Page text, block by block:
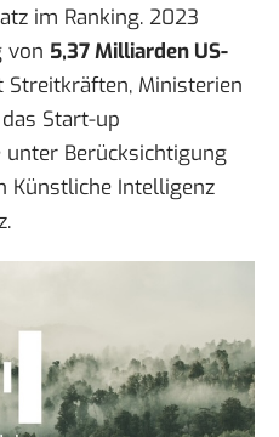
im Ranking. 2023
von 5,37 Milliarden US-
Streitkräften, Ministerien
Start-up
Berücksichtigung
Künstliche Intelligenz